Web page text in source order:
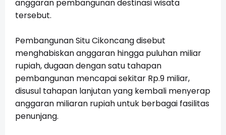
anggaran pembangunan destinasi wisata
tersebut.
Pembangunan Situ Cikoncang disebut
menghabiskan anggaran hingga puluhan miliar
rupiah, dugaan dengan satu tahapan
pembangunan mencapai sekitar Rp.9 miliar,
disusul tahapan lanjutan yang kembali menyerap
anggaran miliaran rupiah untuk berbagai fasilitas
penunjang.